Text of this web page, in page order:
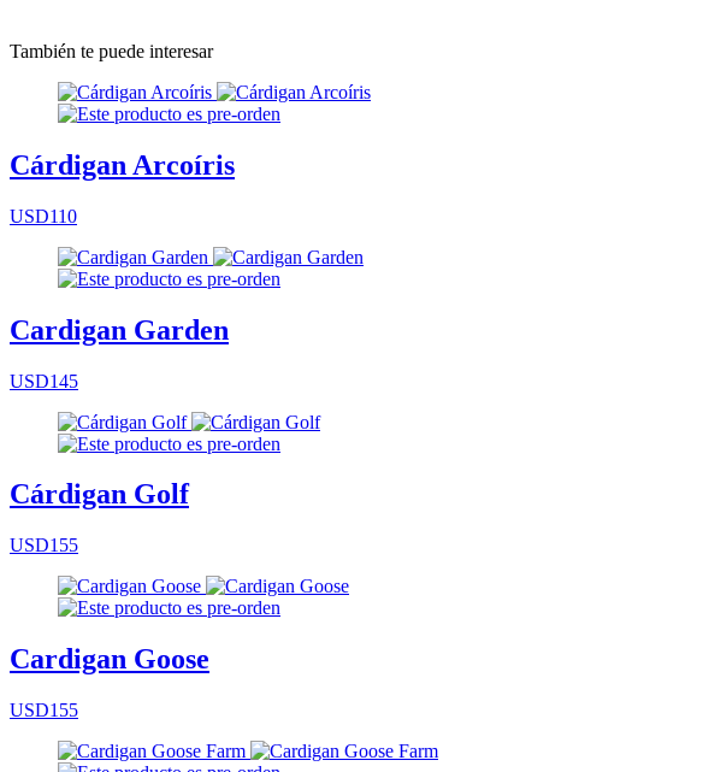
También te puede interesar
Cárdigan Arcoíris
USD110
Cardigan Garden
USD145
Cárdigan Golf
USD155
Cardigan Goose
USD155